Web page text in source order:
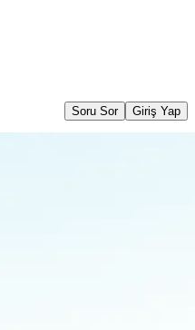
Soru Sor Giriş Yap